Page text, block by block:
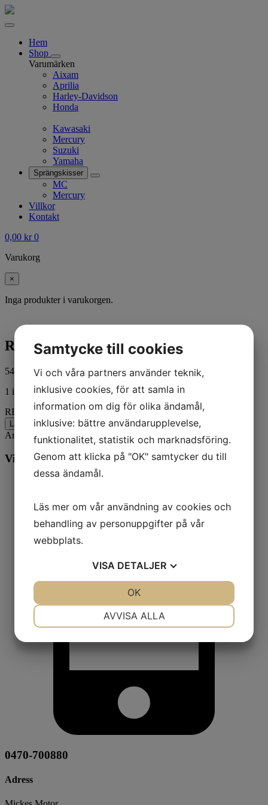
Hem
Shop
Varumärken
Aixam
Aprilia
Harley-Davidson
Honda
Kawasaki
Mercury
Suzuki
Yamaha
Sprängskisser
MC
Mercury
Villkor
Kontakt
0,00 kr 0
Varukorg
×
Inga produkter i varukorgen.
RETAINER @5
54,00 kr ink. moms
1 i lager
RETAINER @5 mängd
Lägg till i varukorg
Artikelnr: 57008 Kategorier:Båt, Mercury
Vill du veta mer? Ring oss:
0470-700880
Adress
Samtycke till cookies
Vi och våra partners använder teknik,
inklusive cookies, för att samla in
information om dig för olika ändamål,
inklusive: bättre användarupplevelse,
funktionalitet, statistik och marknadsföring.
Genom att klicka på "OK" samtycker du till
dessa ändamål.
Läs mer om vår användning av cookies och
behandling av personuppgifter på vår
webbplats.
VISA DETALJER
AVVISA ALLA
OK